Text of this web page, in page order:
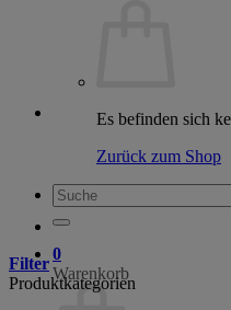
Es befinden sich
Zurück zum Shop
Suche
nach:
0
Warenkorb
Filter
Produktkategorien